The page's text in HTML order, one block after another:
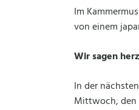
Im
von einem
Wir sagen
In der
Mittwoch, den